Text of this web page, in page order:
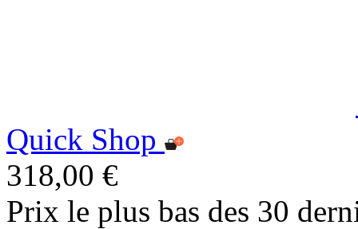
Quick Shop
318,00 €
Prix le plus bas des 30